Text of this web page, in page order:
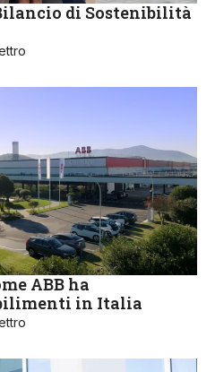
di Sostenibilità
ABB ha
in Italia